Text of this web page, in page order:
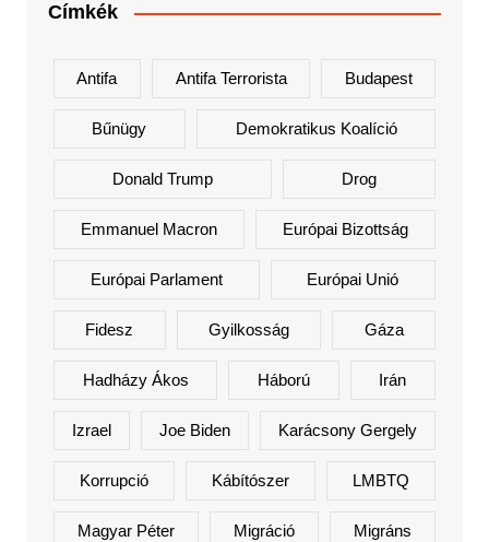
Címkék
Antifa Antifa Terrorista Budapest
Bűnügy Demokratikus Koalíció
Donald Trump Drog
Emmanuel Macron Európai Bizottság
Európai Parlament Európai Unió
Fidesz Gyilkosság Gáza
Hadházy Ákos Háború Irán
Izrael Joe Biden Karácsony Gergely
Korrupció Kábítószer LMBTQ
Magyar Péter Migráció Migráns